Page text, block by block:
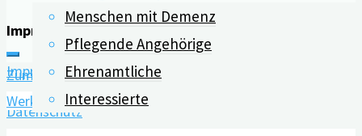
Menschen mit Demenz
Pflegende Angehörige
Ehrenamtliche
Interessierte
Impressum | Datenschutz
Impressum
Datenschutz
Zum Inhalt springen
Werkzeugleiste öffnen